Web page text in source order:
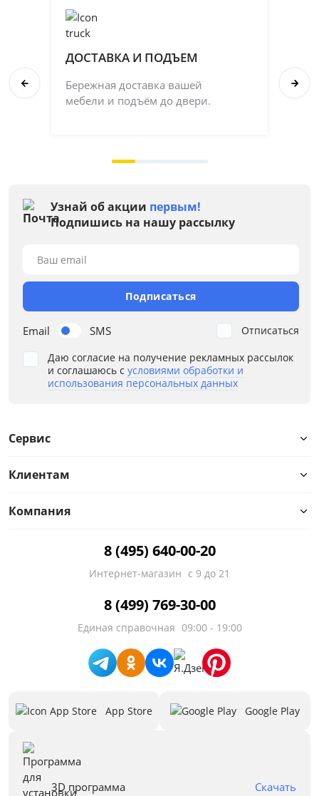
ДОСТАВКА И ПОДЪЕМ
Бережная доставка вашей
мебели и подъём до двери.
Узнай об акции первым!
Подпишись на нашу рассылку
Email SMS
Ваш email
Подписаться
Даю согласие на получение рекламных рассылок
и соглашаюсь с условиями обработки и
использования персональных данных
Отписаться
Сервис
Клиентам
Компания
8 (495) 640-00-20
Интернет-магазин с 9 до 21
8 (499) 769-30-00
Единая справочная 09:00 - 19:00
App Store Google Play
3D программа Скачать